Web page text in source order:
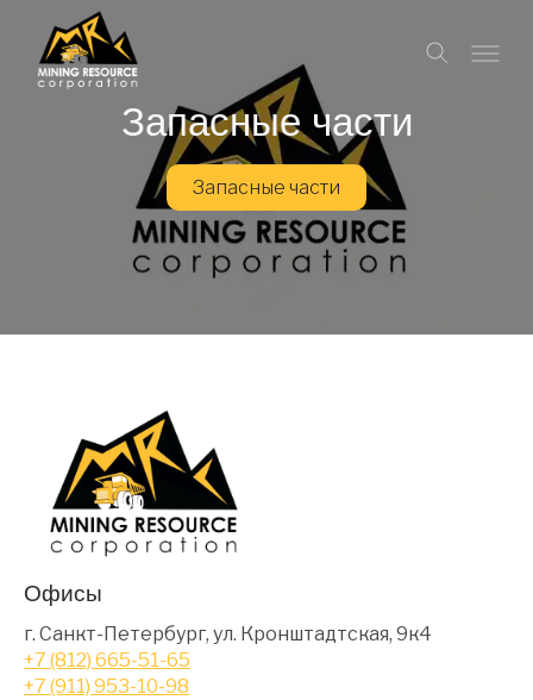
Запасные части
Запасные части
Офисы
г. Санкт-Петербург, ул. Кронштадтская, 9к4
+7 (812) 665-51-65
+7 (911) 953-10-98